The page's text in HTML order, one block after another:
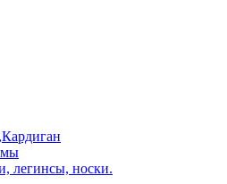
легинсы, носки.